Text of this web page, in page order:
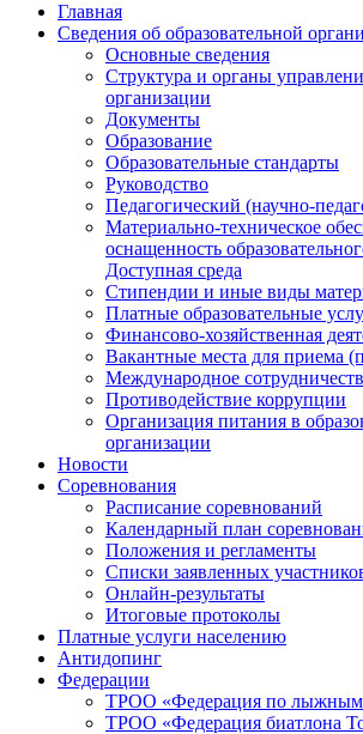
Главная
Сведения об образовательной
Основные сведения
Структура и органы
организации
Документы
Образование
Образовательные стандарты
Руководство
Педагогический (научно-
Материально-техническое
оснащенность
Доступная среда
Стипендии и иные виды
Платные образовательные
Финансово-хозяйственная
Вакантные места для приема
Международное
Противодействие коррупции
Организация питания в
организации
Новости
Соревнования
Расписание соревнований
Календарный план
Положения и регламенты
Списки заявленных
Онлайн-результаты
Итоговые протоколы
Платные услуги населению
Антидопинг
Федерации
ТРОО «Федерация по лыжным
ТРОО «Федерация биатлона